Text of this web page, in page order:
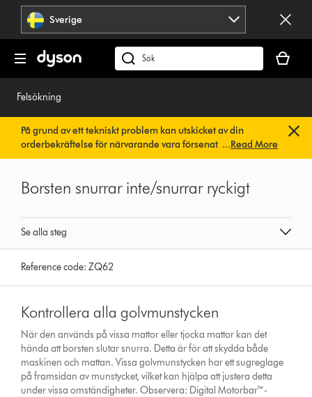
Hoppa
navigering
Sverige
Sök
på
är
tom
Felsökning
På grund av ett tekniskt problem kan utskicket av din
orderbekräftelse för närvarande vara försenat. Vi arbetar
redan på en snabb lösning.Du behöver inte göra någonting.
automatiskt.
...Read More
Se alla steg
Borsten snurrar inte/snurrar ryckigt
Reference code:ZQ62
Kontrollera alla golvmunstycken
När den används på vissa mattor eller tjocka mattor kan det
hända att borsten slutar snurra. Detta är för att skydda både
maskinen och mattan. Vissa golvmunstycken har ett sugreglage
på framsidan av munstycket, vilket kan hjälpa att justera detta
under vissa omständigheter. Observera: Digital Motorbar™-